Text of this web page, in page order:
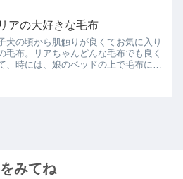
リアの大好きな毛布
犬の頃から肌触りが良くてお気に入り
毛布。リアちゃんどんな毛布でも良く
、時には、娘のベッドの上で毛布にう
みてね